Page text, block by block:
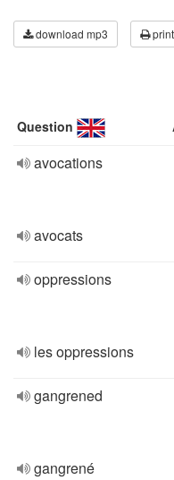
download mp3 print
Question
avocations
avocats
oppressions
les oppressions
gangrened
gangrené